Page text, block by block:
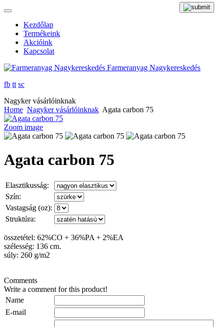
Kezdőlap
Termékeink
Akcióink
Kapcsolat
Farmeranyag Nagykereskedés
fb tt sc
Nagyker vásárlóinknak
Home Nagyker vásárlóinknak Agata carbon 75
Zoom image
Agata carbon 75
Elasztikusság:
Szín:
Vastagság (oz):
Struktúra:
összetétel: 62%CO + 36%PA + 2%EA
szélesség: 136 cm.
súly: 260 g/m2
Comments
Write a comment for this product!
Name
E-mail